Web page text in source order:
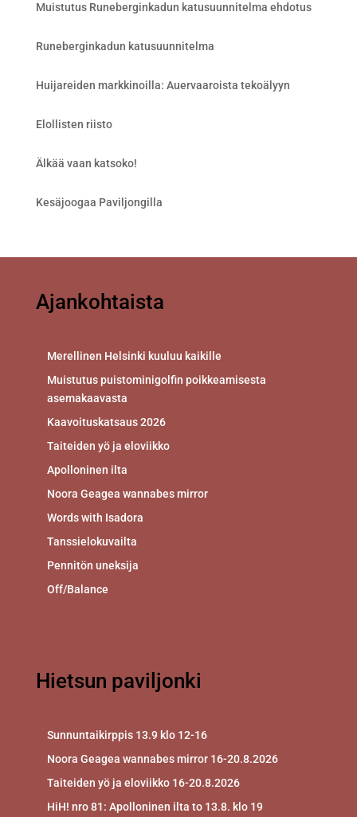
Muistutus Runeberginkadun katusuunnitelma ehdotus
Runeberginkadun katusuunnitelma
Huijareiden markkinoilla: Auervaaroista tekoälyyn
Elollisten riisto
Älkää vaan katsoko!
Kesäjoogaa Paviljongilla
Ajankohtaista
Merellinen Helsinki kuuluu kaikille
Muistutus puistominigolfin poikkeamisesta
asemakaavasta
Kaavoituskatsaus 2026
Taiteiden yö ja eloviikko
Apolloninen ilta
Noora Geagea wannabes mirror
Words with Isadora
Tanssielokuvailta
Pennitön uneksija
Off/Balance
Hietsun paviljonki
Sunnuntaikirppis 13.9 klo 12-16
Noora Geagea wannabes mirror 16-20.8.2026
Taiteiden yö ja eloviikko 16-20.8.2026
HiH! nro 81: Apolloninen ilta to 13.8. klo 19